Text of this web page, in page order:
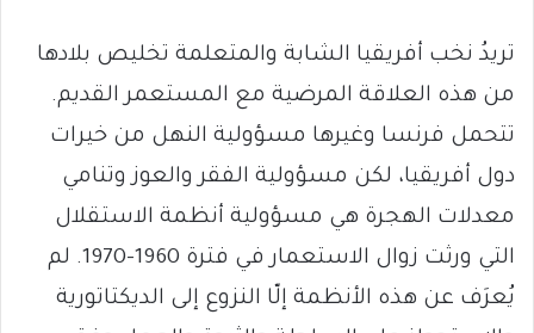
تريدُ نخب أفريقيا الشابة والمتعلمة تخليص بلادها
من هذه العلاقة المرضية مع المستعمر القديم.
تتحمل فرنسا وغيرها مسؤولية النهل من خيرات
دول أفريقيا، لكن مسؤولية الفقر والعوز وتنامي
معدلات الهجرة هي مسؤولية أنظمة الاستقلال
التي ورثت زوال الاستعمار في فترة 1960-1970. لم
يُعرَف عن هذه الأنظمة إلّا النزوع إلى الديكتاتورية